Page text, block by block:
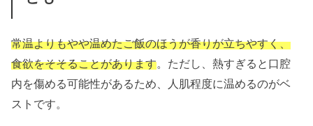
常温よりもやや温めたご飯のほうが香りが立ちやすく、
食欲をそそることがあります。ただし、熱すぎると口腔
内を傷める可能性があるため、人肌程度に温めるのがベ
ストです。